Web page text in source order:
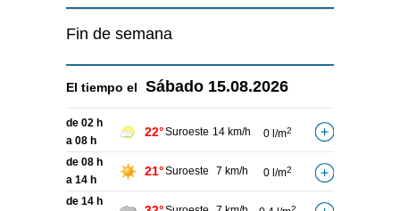
Fin de semana
El tiempo el Sábado 15.08.2026
de 02 h
a 08 h
22°Suroeste 14 km/h 0 l/m2
de 08 h
a 14 h
21°Suroeste 7 km/h 0 l/m2
de 14 h